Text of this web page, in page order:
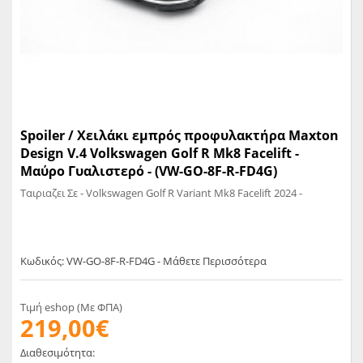
Spoiler / Χειλάκι εμπρός προφυλακτήρα Maxton
Design V.4 Volkswagen Golf R Mk8 Facelift -
Μαύρο Γυαλιστερό - (VW-GO-8F-R-FD4G)
Ταιριαζει Σε - Volkswagen Golf R Variant Mk8 Facelift 2024 -
Κωδικός: VW-GO-8F-R-FD4G - Μάθετε Περισσότερα
Τιμή eshop (Με ΦΠΑ)
219,00€
Διαθεσιμότητα: